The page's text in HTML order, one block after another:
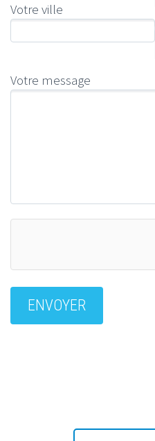
Votre ville
Votre message